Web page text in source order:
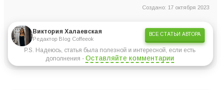
Создано: 17 октября 2023
Виктория Халаевская
Редактор Blog Coffeeok
ВСЕ СТАТЬИ АВТОРА
P.S. Надеюсь, статья была полезной и интересной, если есть
дополнения - Оставляйте комментарии